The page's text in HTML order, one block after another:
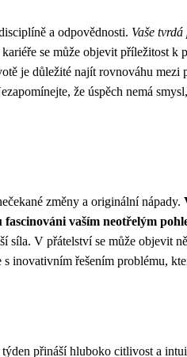
a odpovědnosti. Vaše
se může objevit příležitost k
je důležité najít rovnováhu mezi
že úspěch nemá
změny a originální nápady.
vaším neotřelým
síla. V přátelství se může objevit
inovativním řešením problému,
týden přináší hluboko citlivost a